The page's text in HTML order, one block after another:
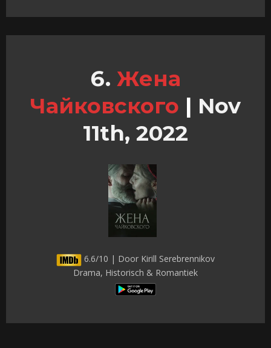
Жена
Чайковского | Nov
11th, 2022
6.6/10 | Door Kirill Serebrennikov
Drama, Historisch & Romantiek